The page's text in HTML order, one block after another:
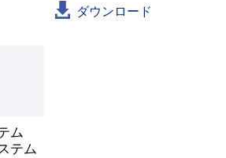
ダウンロード
ム
テム